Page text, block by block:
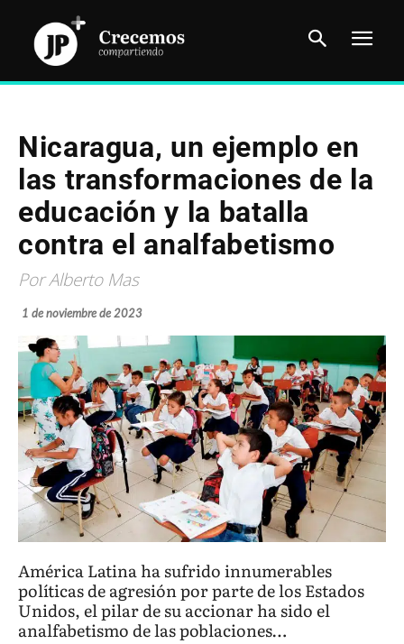
Nicaragua, un ejemplo en
las transformaciones de la
educación y la batalla
contra el analfabetismo
Por Alberto Mas
1 de noviembre de 2023
América Latina ha sufrido innumerables
políticas de agresión por parte de los Estados
Unidos, el pilar de su accionar ha sido el
analfabetismo de las poblaciones…